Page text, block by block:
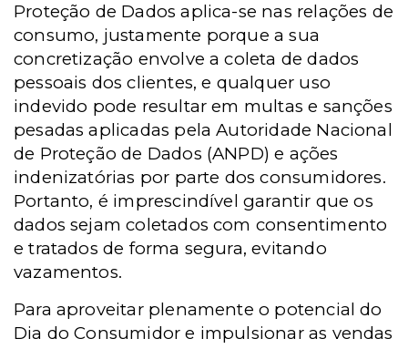
Proteção de Dados aplica-se nas relações de
consumo, justamente porque a sua
concretização envolve a coleta de dados
pessoais dos clientes, e qualquer uso
indevido pode resultar em multas e sanções
pesadas aplicadas pela Autoridade Nacional
de Proteção de Dados (ANPD) e ações
indenizatórias por parte dos consumidores.
Portanto, é imprescindível garantir que os
dados sejam coletados com consentimento
e tratados de forma segura, evitando
vazamentos.
Para aproveitar plenamente o potencial do
Dia do Consumidor e impulsionar as vendas